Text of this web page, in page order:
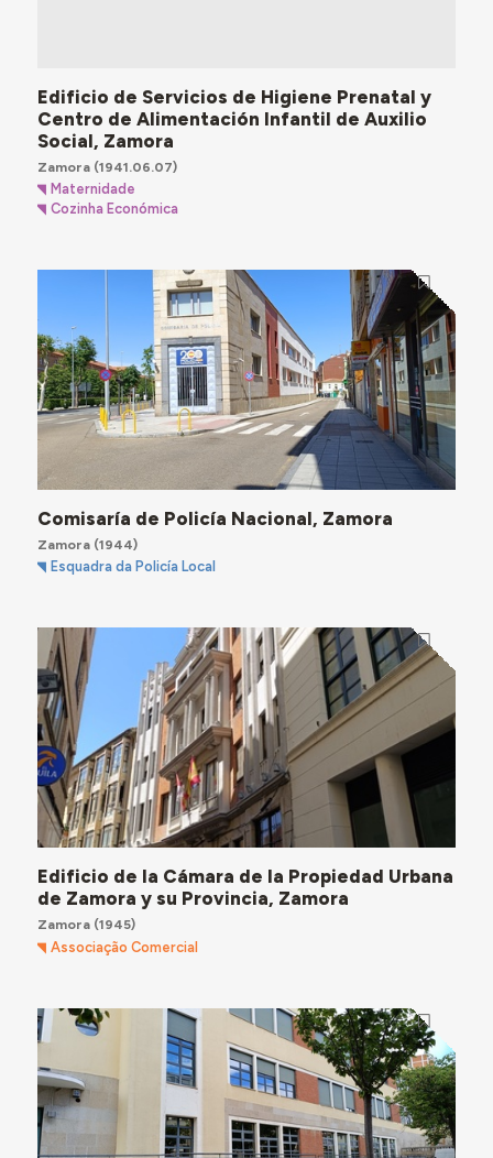
Edificio de Servicios de Higiene Prenatal y
Centro de Alimentación Infantil de Auxilio
Social, Zamora
Zamora(1941.06.07)
Maternidade
Cozinha Económica
Comisaría de Policía Nacional, Zamora
Zamora(1944)
Esquadra da Policía Local
Edificio de la Cámara de la Propiedad Urbana
de Zamora y su Provincia, Zamora
Zamora(1945)
Associação Comercial